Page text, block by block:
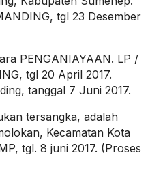
tgl 23 Desember
PENGANIAYAAN. LP /
tgl 20 April 2017.
tanggal 7 Juni 2017.
tersangka, adalah
Kecamatan Kota
tgl. 8 juni 2017. (Proses